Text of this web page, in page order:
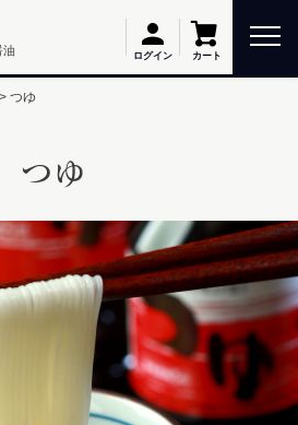
油
ログイン カート
つゆ
つゆ